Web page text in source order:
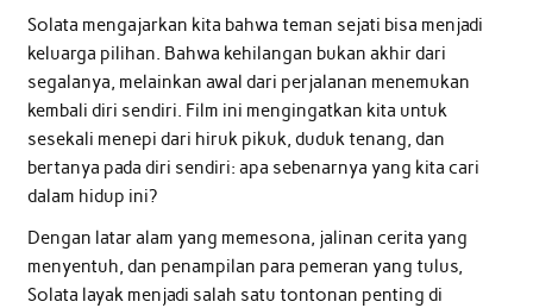
Solata mengajarkan kita bahwa teman sejati bisa menjadi
keluarga pilihan. Bahwa kehilangan bukan akhir dari
segalanya, melainkan awal dari perjalanan menemukan
kembali diri sendiri. Film ini mengingatkan kita untuk
sesekali menepi dari hiruk pikuk, duduk tenang, dan
bertanya pada diri sendiri: apa sebenarnya yang kita cari
dalam hidup ini?
Dengan latar alam yang memesona, jalinan cerita yang
menyentuh, dan penampilan para pemeran yang tulus,
Solata layak menjadi salah satu tontonan penting di